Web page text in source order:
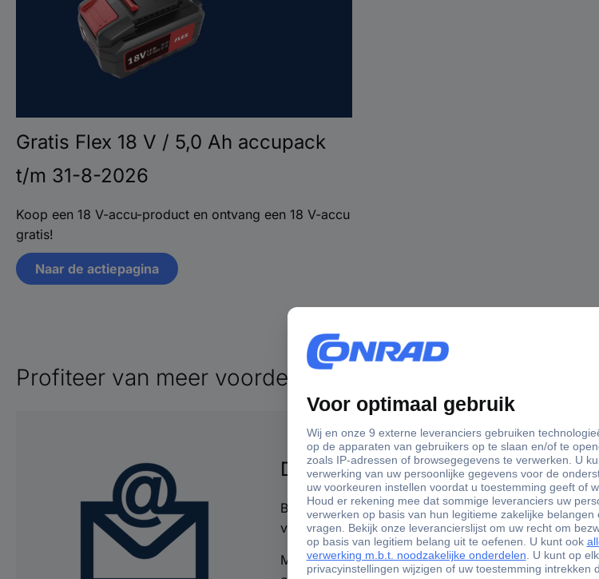
Gratis Flex 18 V / 5,0 Ah accupack
t/m 31-8-2026
Koop een 18 V-accu-product en ontvang een 18 V-accu
gratis!
Naar de actiepagina
Profiteer van meer voordelen met de Conrad nieuwsbrief.
De Conrad Nieuwsbrief
Blijf altijd up-to-date en profiteer van
vele extra voordelen.
Meld u nu aan voor de nieuwsbrief en